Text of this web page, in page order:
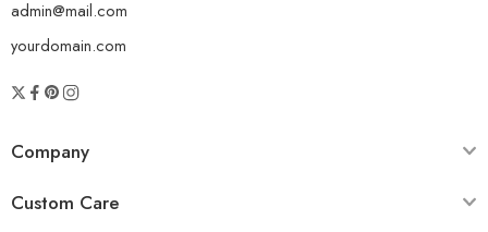
admin@mail.com
yourdomain.com
Company
Custom Care